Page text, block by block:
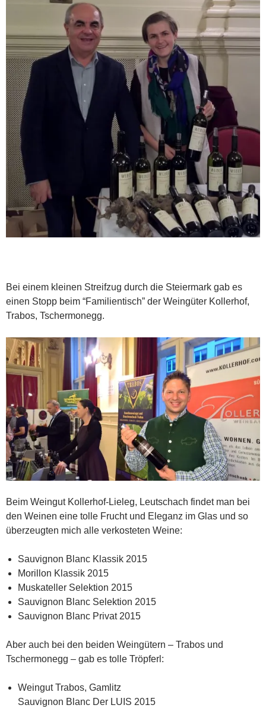
Bei einem kleinen Streifzug durch die Steiermark gab es
einen Stopp beim “Familientisch” der Weingüter Kollerhof,
Trabos, Tschermonegg.
Beim Weingut Kollerhof-Lieleg, Leutschach findet man bei
den Weinen eine tolle Frucht und Eleganz im Glas und so
überzeugten mich alle verkosteten Weine:
Sauvignon Blanc Klassik 2015
Morillon Klassik 2015
Muskateller Selektion 2015
Sauvignon Blanc Selektion 2015
Sauvignon Blanc Privat 2015
Aber auch bei den beiden Weingütern – Trabos und
Tschermonegg – gab es tolle Tröpferl:
Weingut Trabos, Gamlitz
Sauvignon Blanc Der LUIS 2015